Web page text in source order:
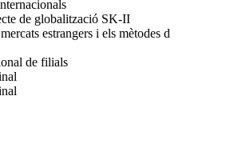
de globalització SK-II
estrangers i els mètodes d
de filials